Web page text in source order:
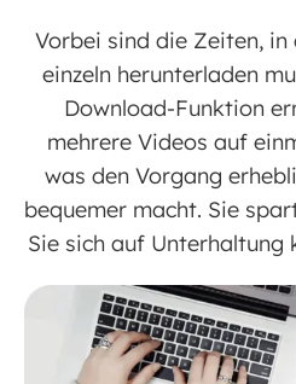
Vorbei sind die Zeiten, in
einzeln herunterladen
Download-Funktion
mehrere Videos auf
was den Vorgang
bequemer macht. Sie
Sie sich auf Unterhaltung